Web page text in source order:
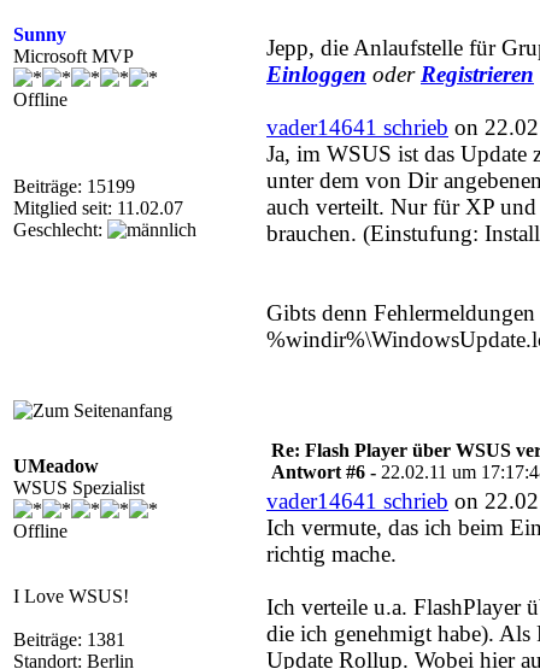
Sunny
Microsoft MVP
Offline
Beiträge: 15199
Mitglied seit: 11.02.07
Geschlecht:
Jepp, die Anlaufstelle für
Einloggen oder Registrieren
vader14641 schrieb on
Ja, im WSUS ist das Update
unter dem von Dir
auch verteilt. Nur für XP
brauchen. (Einstufung:
Gibts denn
UMeadow
WSUS Spezialist
Offline
I Love WSUS!
Beiträge: 1381
Standort: Berlin
Re: Flash Player über WSUS
Antwort #6 - 22.02.11 um
vader14641 schrieb on
Ich vermute, das ich beim
richtig mache.
Ich verteile u.a. FlashPlayer
die ich genehmigt habe). Als
Update Rollup. Wobei hier